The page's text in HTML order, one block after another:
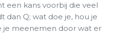
een kans voorbij die veel
dan Q; wat doe je, hou je
je meenemen door wat er